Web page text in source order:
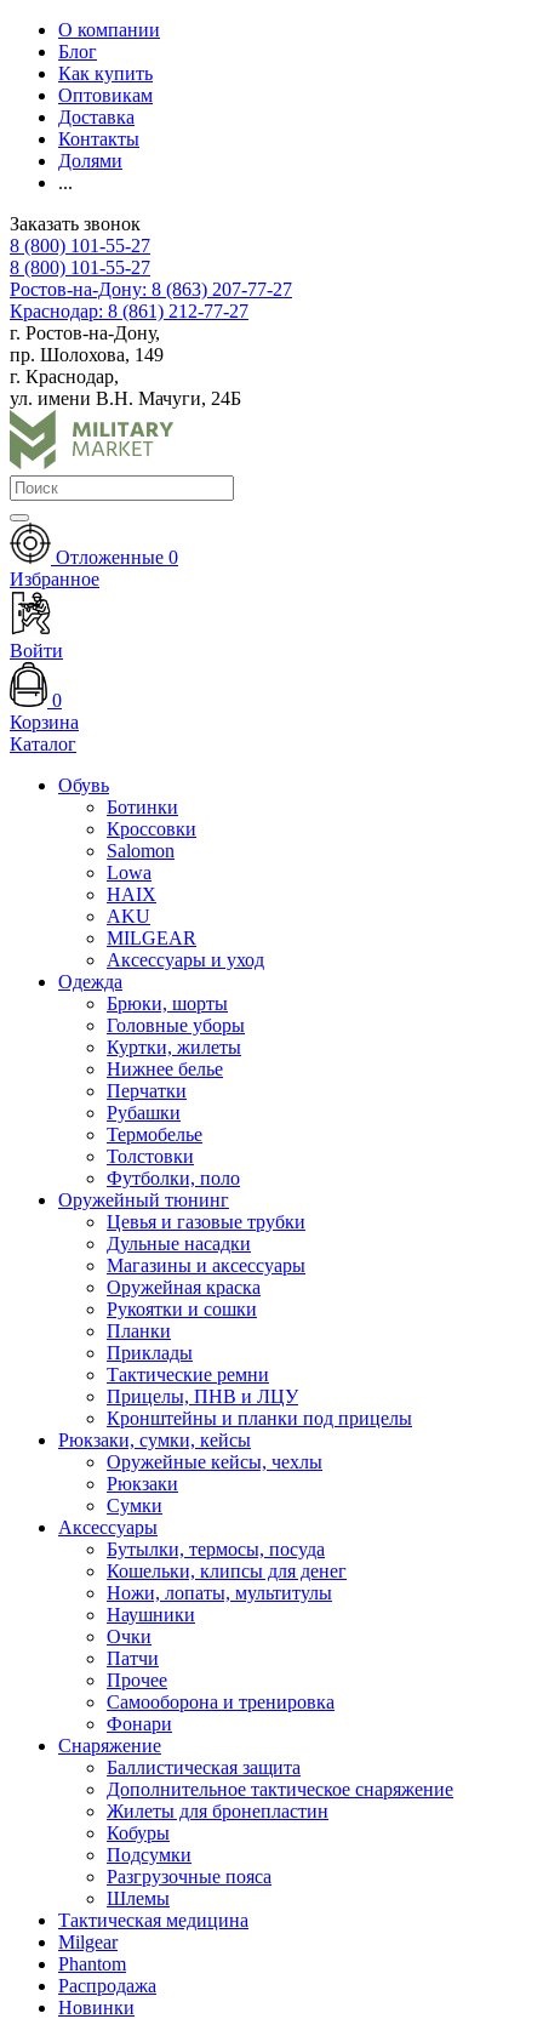
О компании
Блог
Как купить
Оптовикам
Доставка
Контакты
Долями
...
Заказать звонок
8 (800) 101-55-27
8 (800) 101-55-27
Ростов-на-Дону: 8 (863) 207-77-27
Краснодар: 8 (861) 212-77-27
г. Ростов-на-Дону,
пр. Шолохова, 149
г. Краснодар,
ул. имени В.Н. Мачуги, 24Б
Отложенные 0
Избранное
Войти
0
Корзина
Каталог
Обувь
Ботинки
Кроссовки
Salomon
Lowa
HAIX
AKU
MILGEAR
Аксессуары и уход
Одежда
Брюки, шорты
Головные уборы
Куртки, жилеты
Нижнее белье
Перчатки
Рубашки
Термобелье
Толстовки
Футболки, поло
Оружейный тюнинг
Цевья и газовые трубки
Дульные насадки
Магазины и аксессуары
Оружейная краска
Рукоятки и сошки
Планки
Приклады
Тактические ремни
Прицелы, ПНВ и ЛЦУ
Кронштейны и планки под прицелы
Рюкзаки, сумки, кейсы
Оружейные кейсы, чехлы
Рюкзаки
Сумки
Аксессуары
Бутылки, термосы, посуда
Кошельки, клипсы для денег
Ножи, лопаты, мультитулы
Наушники
Очки
Патчи
Прочее
Самооборона и тренировка
Фонари
Снаряжение
Баллистическая защита
Дополнительное тактическое снаряжение
Жилеты для бронепластин
Кобуры
Подсумки
Разгрузочные пояса
Шлемы
Тактическая медицина
Milgear
Phantom
Распродажа
Новинки